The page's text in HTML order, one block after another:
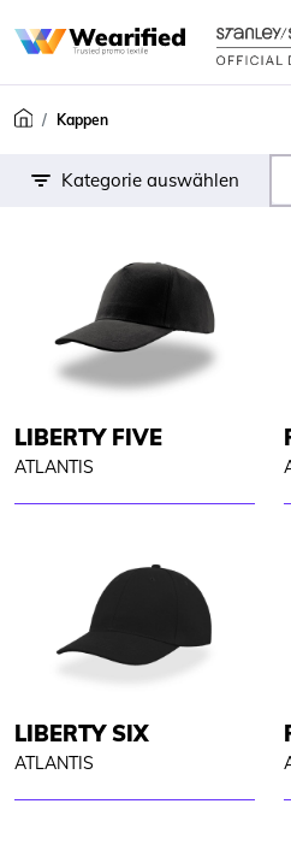
Kappen
Kategorie auswählen
LIBERTY FIVE
ATLANTIS
LIBERTY SIX
ATLANTIS